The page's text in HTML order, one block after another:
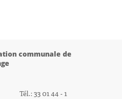
communale de
Tél.: 33 01 44 - 1